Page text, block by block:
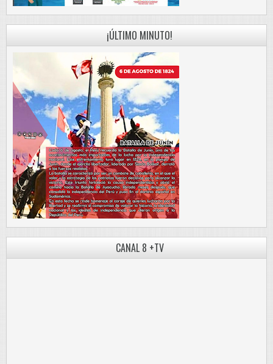
¡ÚLTIMO MINUTO!
CANAL 8 +TV